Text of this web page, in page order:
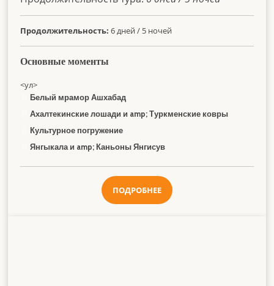
Продолжительность: 6 дней / 5 ночей
Основные моменты
<ул>
Белый мрамор Ашхабад
Ахалтекинские лошади и amp; Туркменские ковры
Культурное погружение
Янгыкала и amp; Каньоны Янгисув
ПОДРОБНЕЕ